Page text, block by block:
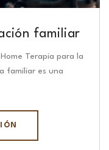
familiar
Terapia para la
familiar es una